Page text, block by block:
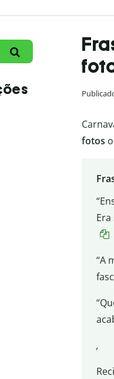
fotos
“A
,